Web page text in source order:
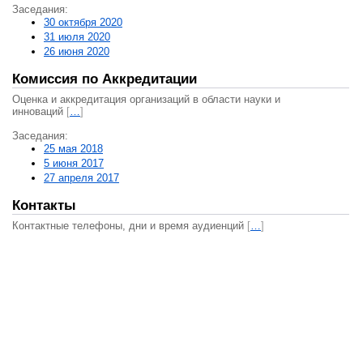
Заседания:
30 октября 2020
31 июля 2020
26 июня 2020
Комиссия по Аккредитации
Оценка и аккредитация организаций в области науки и
инноваций […]
Заседания:
25 мая 2018
5 июня 2017
27 апреля 2017
Контакты
Контактные телефоны, дни и время аудиенций […]